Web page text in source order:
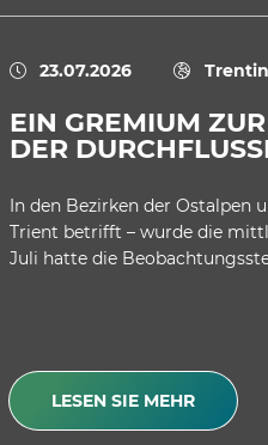
23.07.2026
EIN GREMIUM
DER
In den Bezirken der Ostalpen
Trient betrifft – wurde die
Juli hatte die
LESEN SIE MEHR